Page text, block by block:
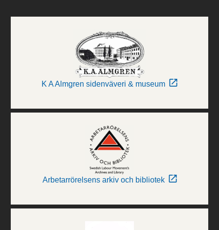
K A Almgren sidenväveri & museum
Arbetarrörelsens arkiv och bibliotek